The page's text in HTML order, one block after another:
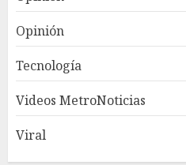
Opinión
Tecnología
Videos MetroNoticias
Viral